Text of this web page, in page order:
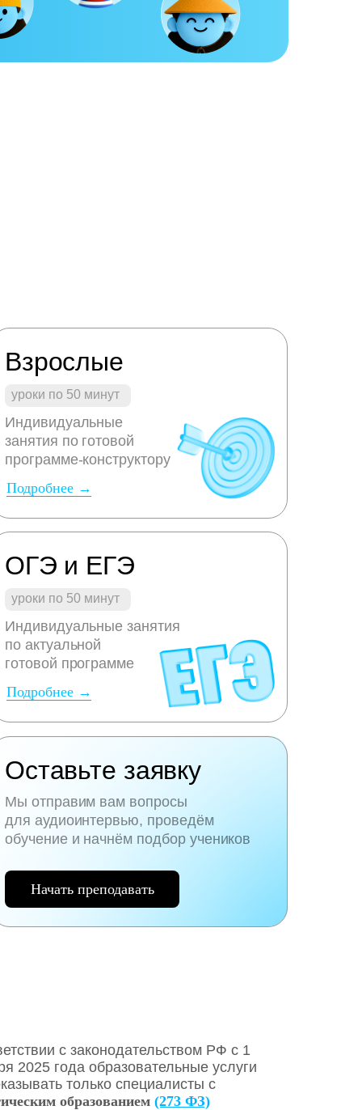
Мы отправим вам вопросы
для аудиоинтервью, проведём
обучение и начнём подбор учеников
Оставьте заявку
Подробнее →
ОГЭ и ЕГЭ
уроки по 50 минут
Индивидуальные занятия
по актуальной
готовой программе
Подробнее →
Индивидуальные
занятия по готовой
программе-конструктору
уроки по 50 минут
Взрослые
Начать преподавать
с законодательством РФ c 1
2025 года образовательные услуги
только специалисты с
образованием (273 ФЗ)